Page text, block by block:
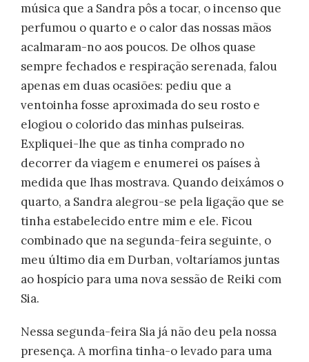
música que a Sandra pôs a tocar, o incenso que
perfumou o quarto e o calor das nossas mãos
acalmaram-no aos poucos. De olhos quase
sempre fechados e respiração serenada, falou
apenas em duas ocasiões: pediu que a
ventoinha fosse aproximada do seu rosto e
elogiou o colorido das minhas pulseiras.
Expliquei-lhe que as tinha comprado no
decorrer da viagem e enumerei os países à
medida que lhas mostrava. Quando deixámos o
quarto, a Sandra alegrou-se pela ligação que se
tinha estabelecido entre mim e ele. Ficou
combinado que na segunda-feira seguinte, o
meu último dia em Durban, voltaríamos juntas
ao hospício para uma nova sessão de Reiki com
Sia.
Nessa segunda-feira Sia já não deu pela nossa
presença. A morfina tinha-o levado para uma